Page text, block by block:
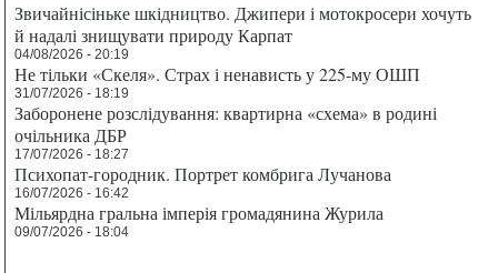
Звичайнісіньке шкідництво. Джипери і мотокросери хочуть
й надалі знищувати природу Карпат
04/08/2026 - 20:19
Не тільки «Скеля». Страх і ненависть у 225-му ОШП
31/07/2026 - 18:19
Заборонене розслідування: квартирна «схема» в родині
очільника ДБР
17/07/2026 - 18:27
Психопат-городник. Портрет комбрига Лучанова
16/07/2026 - 16:42
Мільярдна гральна імперія громадянина Журила
09/07/2026 - 18:04